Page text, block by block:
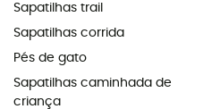
Sapatilhas trail
Sapatilhas corrida
Pés de gato
Sapatilhas caminhada de
criança